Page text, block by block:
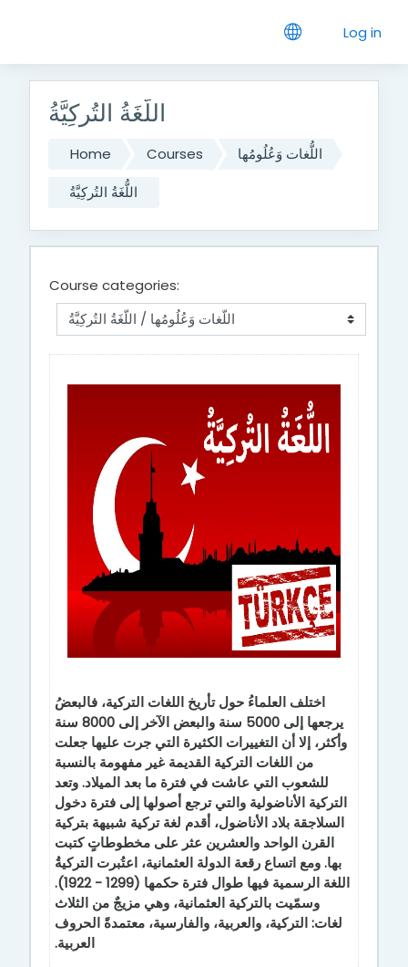
Log in
اللُّغَةُ التُركِيَّةُ
Home Courses
اللُّغات وَعُلُومُها
اللُّغَةُ التُركِيَّةُ
Course categories:
اختلف العلماءُ حول تأريخ اللغات التركية، فالبعضُ
يرجعها إلى 5000 سنة والبعض الآخر إلى 8000 سنة
وأكثر، إلا أن التغييرات الكثيرة التي جرت عليها جعلت
من اللغات التركية القديمة غير مفهومة بالنسبة
للشعوب التي عاشت في فترة ما بعد الميلاد. وتعد
التركية الأناضولية والتي ترجع أصولها إلى فترة دخول
السلاجقة بلاد الأناضول، أقدم لغة تركية شبيهة بتركية
القرن الواحد والعشرين عثر على مخطوطاتٍ كتبت
بها. ومع اتساع رقعة الدولة العثمانية، اعتُبرت التركيةُ
اللغة الرسمية فيها طوال فترة حكمها (1299 - 1922).
وسمّيت بالتركية العثمانية، وهي مزيجٌ من الثلاث
لغات: التركية، والعربية، والفارسية، معتمدةً الحروف
العربية.